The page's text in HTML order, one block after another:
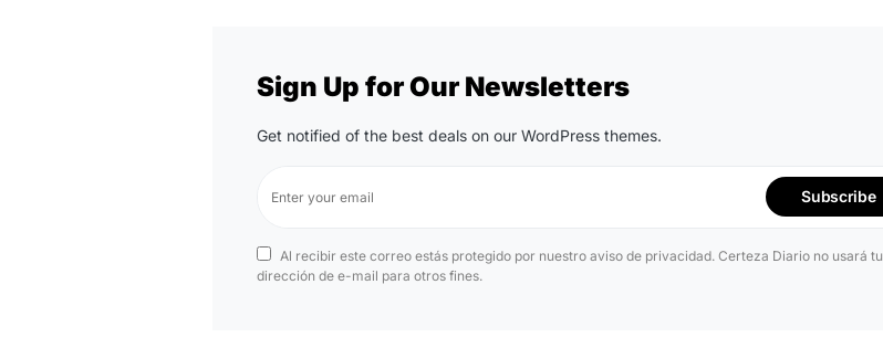
Sign Up for Our Newsletters
Get notified of the best deals on our WordPress themes.
Subscribe
Al recibir este correo estás protegido por nuestro aviso de privacidad. Certeza Diario no usará tu
dirección de e-mail para otros fines.